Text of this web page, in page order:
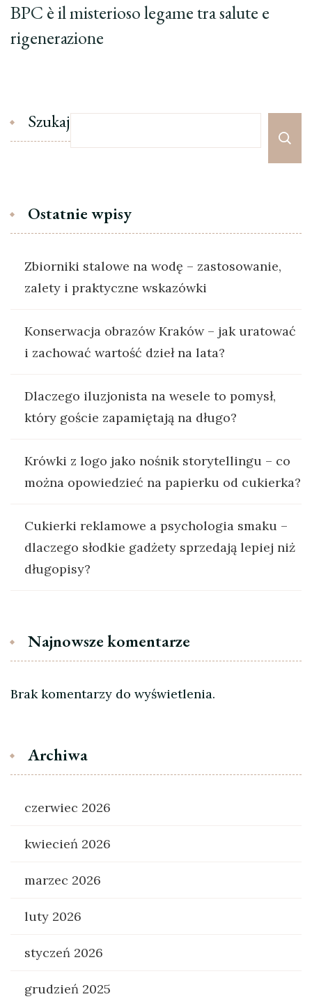
BPC è il misterioso legame tra salute e
rigenerazione
Szukaj
Ostatnie wpisy
Zbiorniki stalowe na wodę – zastosowanie,
zalety i praktyczne wskazówki
Konserwacja obrazów Kraków – jak uratować
i zachować wartość dzieł na lata?
Dlaczego iluzjonista na wesele to pomysł,
który goście zapamiętają na długo?
Krówki z logo jako nośnik storytellingu – co
można opowiedzieć na papierku od cukierka?
Cukierki reklamowe a psychologia smaku –
dlaczego słodkie gadżety sprzedają lepiej niż
długopisy?
Najnowsze komentarze
Brak komentarzy do wyświetlenia.
Archiwa
czerwiec 2026
kwiecień 2026
marzec 2026
luty 2026
styczeń 2026
grudzień 2025